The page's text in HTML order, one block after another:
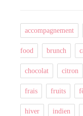
accompagnement
food brunch
chocolat citron
frais fruits
hiver indien